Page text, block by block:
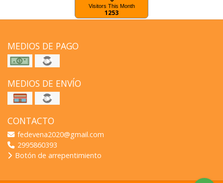
Visitors This Month
1253
MEDIOS DE PAGO
MEDIOS DE ENVÍO
CONTACTO
fedevena2020@gmail.com
2995860393
Botón de arrepentimiento